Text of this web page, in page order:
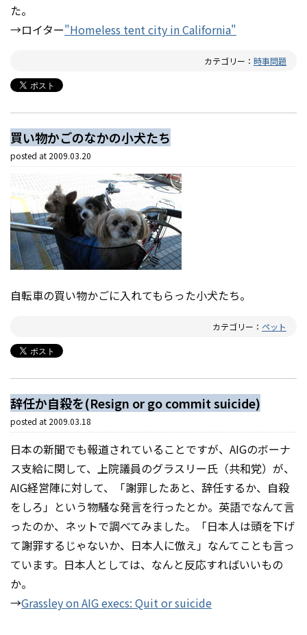
た。
→ロイター"Homeless tent city in California"
カテゴリー： 時事問題
買い物かごのなかの小犬たち
posted at 2009.03.20
自転車の買い物かごに入れてもらった小犬たち。
カテゴリー： ペット
辞任か自殺を(Resign or go commit suicide)
posted at 2009.03.18
日本の新聞でも報道されていることですが、AIGのボーナ
ス支給に関して、上院議員のグラスリー氏（共和党）が、
AIG経営陣に対して、「謝罪したあと、辞任するか、自殺
をしろ」という物騒な発言を行ったとか。英語でなんて言
ったのか、ネットで調べてみました。「日本人は頭を下げ
て謝罪するじゃないか、日本人に倣え」なんてことも言っ
ています。日本人としては、なんと反応すればいいもの
か。
→Grassley on AIG execs: Quit or suicide